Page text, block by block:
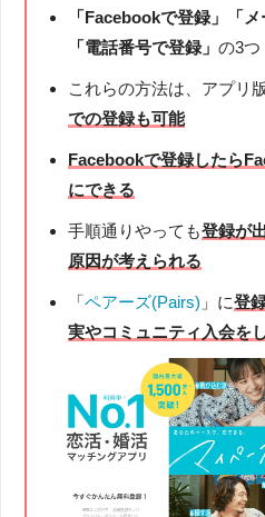
「Facebookで登録」「
「電話番号で登録」 の3つ
これらの方法は、アプリ
での登録も可能
Facebookで登録したら
にできる
手順通りやっても登録が
原因が考えられる
「ペアーズ(Pairs) 」に登
実やコミュニティ入会を